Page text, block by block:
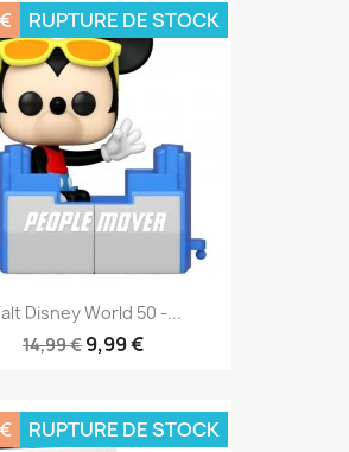
Disney World 50 -...
14,99 € 9,99 €
RUPTURE DE STOCK
RUPTURE DE STOCK